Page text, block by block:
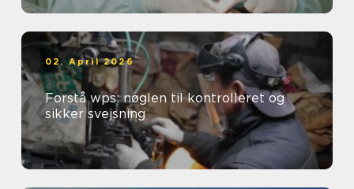
02. April 2026
Forstå wps: nøglen til kontrolleret og
sikker svejsning